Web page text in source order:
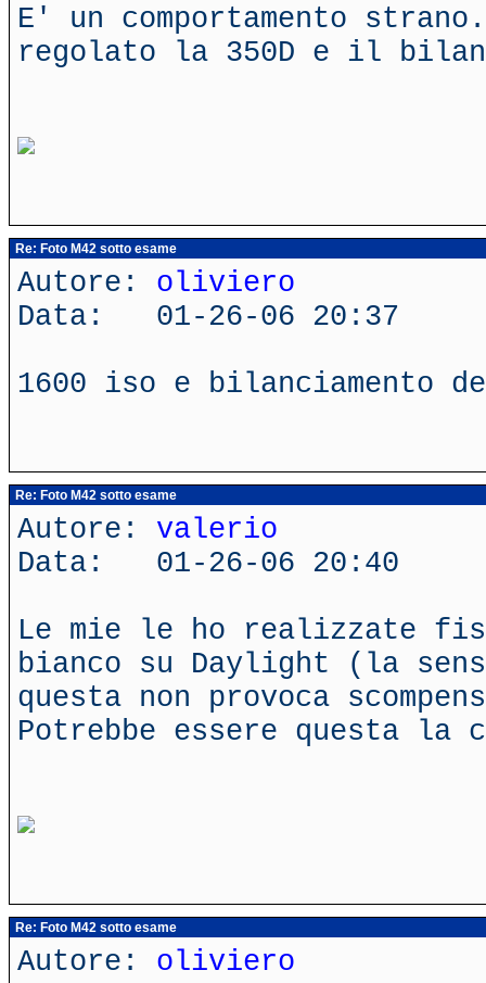
E' un comportamento
regolato la 350D e il
Re: Foto M42 sotto esame
Autore: oliviero
Data: 01-26-06 20:37
1600 iso e bilanciamento
Re: Foto M42 sotto esame
Autore: valerio
Data: 01-26-06 20:40
Le mie le ho realizzate
bianco su Daylight (la
questa non provoca
Potrebbe essere questa la
Re: Foto M42 sotto esame
Autore: oliviero